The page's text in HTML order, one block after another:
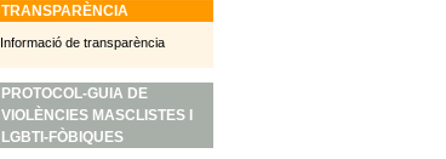
TRANSPARÈNCIA
Informació de transparència
PROTOCOL-GUIA DE
VIOLÈNCIES MASCLISTES I
LGBTI-FÒBIQUES